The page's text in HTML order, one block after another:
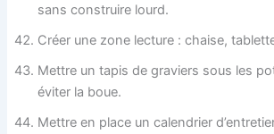
sans construire lourd.
Créer une zone lecture : chaise,
Mettre un tapis de graviers sous les
éviter la boue.
Mettre en place un calendrier